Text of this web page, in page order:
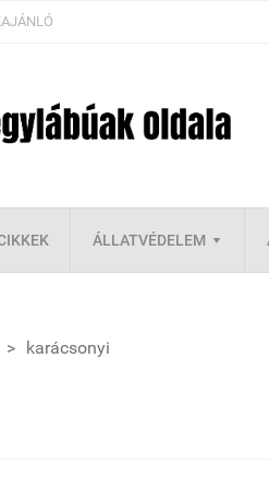
ÁLLATVÉDELEM
> karácsonyi